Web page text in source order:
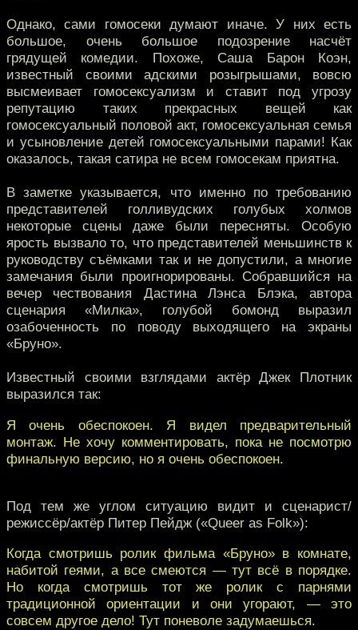
Однако, сами гомосеки думают иначе. У них есть
большое, очень большое подозрение насчёт
грядущей комедии. Похоже, Саша Барон Коэн,
известный своими адскими розыгрышами, вовсю
высмеивает гомосексуализм и ставит под угрозу
репутацию таких прекрасных вещей как
гомосексуальный половой акт, гомосексуальная семья
и усыновление детей гомосексуальными парами! Как
оказалось, такая сатира не всем гомосекам приятна.
В заметке указывается, что именно по требованию
представителей голливудских голубых холмов
некоторые сцены даже были пересняты. Особую
ярость вызвало то, что представителей меньшинств к
руководству съёмками так и не допустили, а многие
замечания были проигнорированы. Собравшийся на
вечер чествования Дастина Лэнса Блэка, автора
сценария «Милка», голубой бомонд выразил
озабоченность по поводу выходящего на экраны
«Бруно».
Известный своими взглядами актёр Джек Плотник
выразился так:
Я очень обеспокоен. Я видел предварительный
монтаж. Не хочу комментировать, пока не посмотрю
финальную версию, но я очень обеспокоен.
Под тем же углом ситуацию видит и сценарист/
режиссёр/актёр Питер Пейдж («Queer as Folk»):
Когда смотришь ролик фильма «Бруно» в комнате,
набитой геями, а все смеются — тут всё в порядке.
Но когда смотришь тот же ролик с парнями
традиционной ориентации и они угорают, — это
совсем другое дело! Тут поневоле задумаешься.